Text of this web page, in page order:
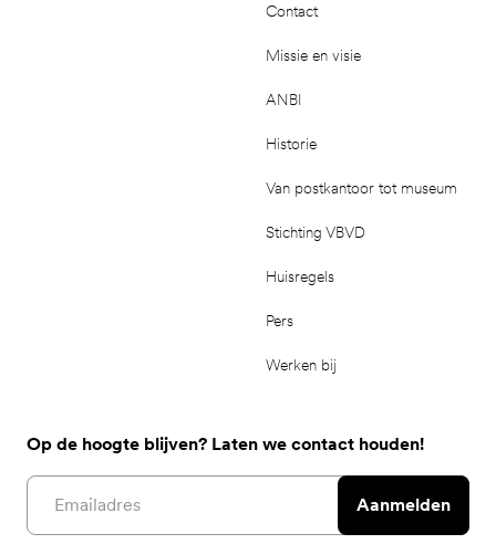
Contact
Missie en visie
ANBI
Historie
Van postkantoor tot museum
Stichting VBVD
Huisregels
Pers
Werken bij
Op de hoogte blijven? Laten we contact houden!
Email address
Aanmelden